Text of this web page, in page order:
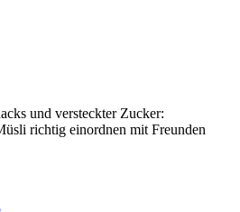
und versteckter Zucker:
richtig einordnen mit Freunden